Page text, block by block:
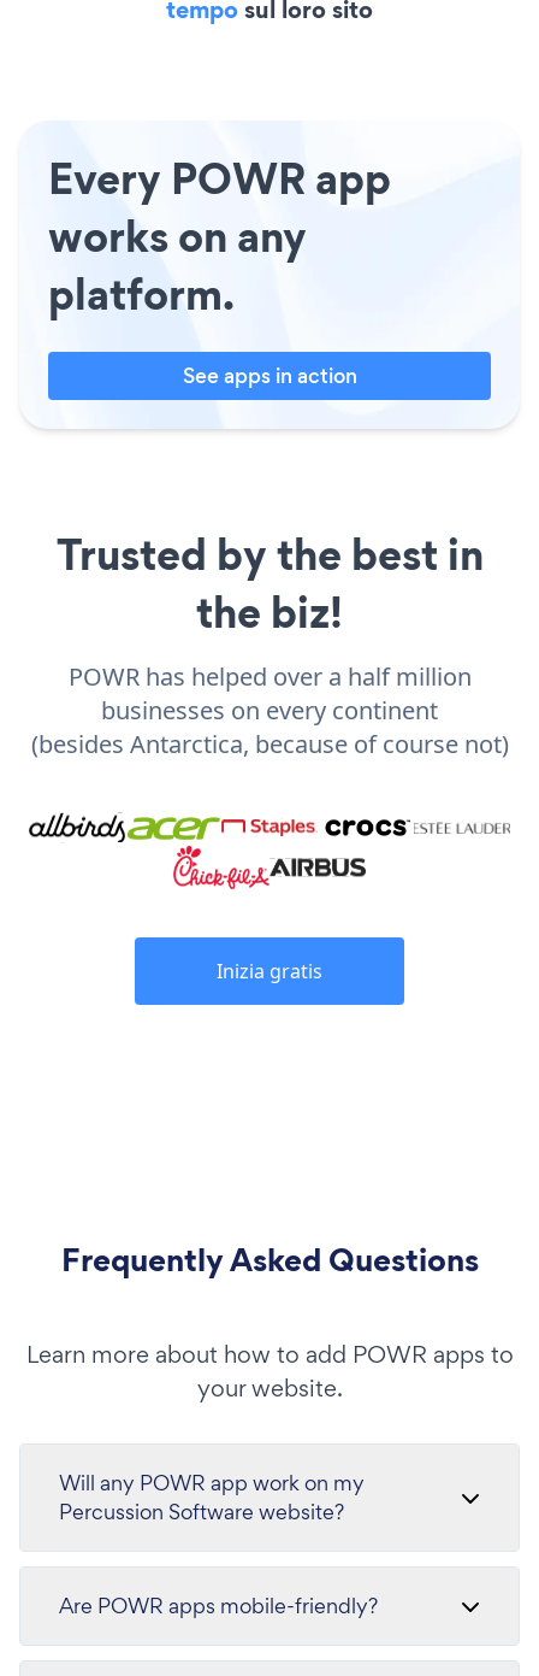
temposul loro sito
Every POWR app
works on any
platform.
See apps in action
Trusted by the best in
the biz!
POWR has helped over a half million
businesses on every continent
(besides Antarctica, because of course not)
Inizia gratis
Frequently Asked Questions
Learn more about how to add POWR apps to
your website.
Will any POWR app work on my
Percussion Software website?
Are POWR apps mobile-friendly?